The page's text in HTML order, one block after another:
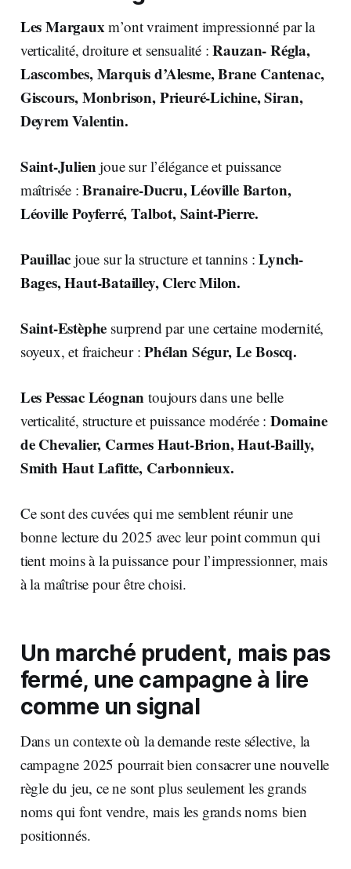
Les Margauxm’ont vraiment impressionné par la
verticalité, droiture et sensualité :Rauzan- Régla,
Lascombes, Marquis d’Alesme, Brane Cantenac,
Giscours, Monbrison, Prieuré-Lichine, Siran,
Deyrem Valentin.
Saint-Julienjoue sur l’élégance et puissance
maîtrisée :Branaire-Ducru, Léoville Barton,
Léoville Poyferré, Talbot, Saint-Pierre.
Pauillac joue sur la structure et tannins :Lynch-
Bages, Haut-Batailley, Clerc Milon.
Saint-Estèphe surprend par une certaine modernité,
soyeux, et fraicheur :Phélan Ségur, Le Boscq.
Les Pessac Léognantoujours dans une belle
verticalité, structure et puissance modérée : Domaine
de Chevalier, Carmes Haut-Brion, Haut-Bailly,
Smith Haut Lafitte, Carbonnieux.
Ce sont des cuvées qui me semblent réunir une
bonne lecture du 2025 avec leur point commun qui
tient moins à la puissance pour l’impressionner, mais
à la maîtrise pour être choisi.
Un marché prudent, mais pas
fermé, une campagne à lire
comme un signal
Dans un contexte où la demande reste sélective, la
campagne 2025 pourrait bien consacrer une nouvelle
règle du jeu, ce ne sont plus seulement les grands
noms qui font vendre, mais les grands noms bien
positionnés.